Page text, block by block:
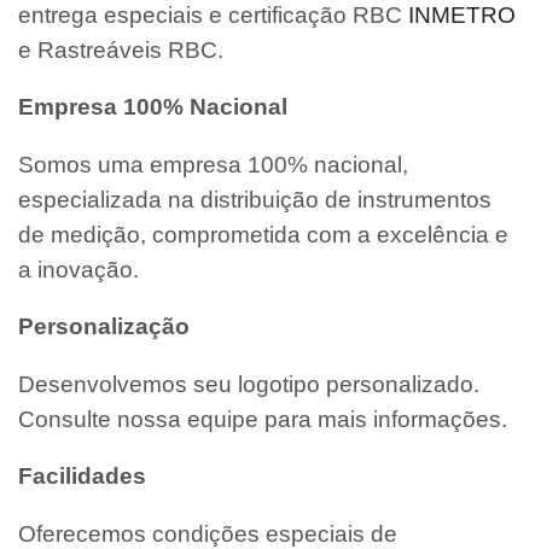
entrega especiais e certificação RBC INMETRO
e Rastreáveis RBC.
Empresa 100% Nacional
Somos uma empresa 100% nacional,
especializada na distribuição de instrumentos
de medição, comprometida com a excelência e
a inovação.
Personalização
Desenvolvemos seu logotipo personalizado.
Consulte nossa equipe para mais informações.
Facilidades
Oferecemos condições especiais de